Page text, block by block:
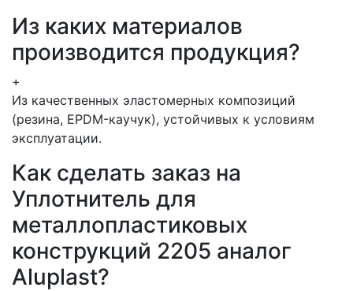
Из каких материалов
производится продукция?
+
Из качественных эластомерных композиций
(резина, EPDM-каучук), устойчивых к условиям
эксплуатации.
Как сделать заказ на
Уплотнитель для
металлопластиковых
конструкций 2205 аналог
Aluplast?